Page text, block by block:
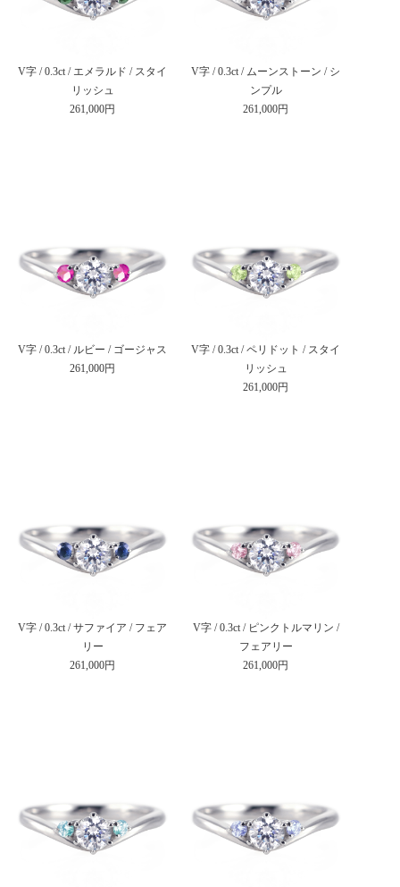
V字 / 0.3ct / エメラルド / スタイ
リッシュ
261,000円
V字 / 0.3ct / ムーンストーン / シ
ンプル
261,000円
V字 / 0.3ct / ルビー / ゴージャス
261,000円
V字 / 0.3ct / ペリドット / スタイ
リッシュ
261,000円
V字 / 0.3ct / サファイア / フェア
リー
261,000円
V字 / 0.3ct / ピンクトルマリン /
フェアリー
261,000円